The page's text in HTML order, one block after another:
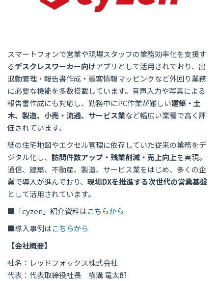
スマートフォンで営業や現場スタッフの業務効率化を支援す
るデスクレスワーカー向けアプリとして活用されており、出
退勤管理・報告書作成・顧客情報マッピングなど外回り業務
に必要な機能を多数搭載しています。音声入力や写真による
報告書作成にも対応し、勤務中にPC作業が難しい建築・土
木、製造、小売・流通、サービス業など幅広い業種で高く評
価されています。
紙の住宅地図やエクセル管理に依存していた従来の業務をデ
ジタル化し、 訪問件数アップ・残業削減・売上向上を実現。
通信、建築、不動産、製造、サービス業をはじめ、多くの企
業で導入が進んでおり、 現場DXを推進する次世代の営業基盤
として活用されています。
■「cyzen」紹介資料はこちらから
■導入事例はこちらから
【会社概要】
社名：レッドフォックス株式会社
代表：代表取締役社長 横溝 竜太郎